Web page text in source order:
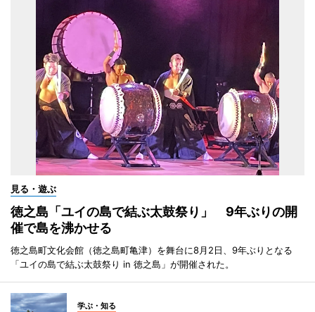
見る・遊ぶ
徳之島「ユイの島で結ぶ太鼓祭り」 9年ぶりの開
催で島を沸かせる
徳之島町文化会館（徳之島町亀津）を舞台に8月2日、9年ぶりとなる
「ユイの島で結ぶ太鼓祭り in 徳之島」が開催された。
学ぶ・知る